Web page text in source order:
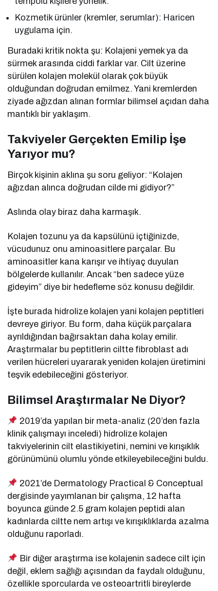
Kozmetik ürünler (kremler, serumlar): Haricen
uygulama için.
Buradaki kritik nokta şu: Kolajeni yemek ya da
sürmek arasında ciddi farklar var. Cilt üzerine
sürülen kolajen molekül olarak çok büyük
olduğundan doğrudan emilmez. Yani kremlerden
ziyade ağızdan alınan formlar bilimsel açıdan daha
mantıklı bir yaklaşım.
Takviyeler Gerçekten Emilip İşe
Yarıyor mu?
Birçok kişinin aklına şu soru geliyor: “Kolajen
ağızdan alınca doğrudan cilde mi gidiyor?”
Aslında olay biraz daha karmaşık.
Kolajen tozunu ya da kapsülünü içtiğinizde,
vücudunuz onu aminoasitlere parçalar. Bu
aminoasitler kana karışır ve ihtiyaç duyulan
bölgelerde kullanılır. Ancak “ben sadece yüze
gideyim” diye bir hedefleme söz konusu değildir.
İşte burada hidrolize kolajen yani kolajen peptitleri
devreye giriyor. Bu form, daha küçük parçalara
ayrıldığından bağırsaktan daha kolay emilir.
Araştırmalar bu peptitlerin ciltte fibroblast adı
verilen hücreleri uyararak yeniden kolajen üretimini
teşvik edebileceğini gösteriyor.
Bilimsel Araştırmalar Ne Diyor?
2019’da yapılan bir meta-analiz (20’den fazla
klinik çalışmayı inceledi) hidrolize kolajen
takviyelerinin cilt elastikiyetini, nemini ve kırışıklık
görünümünü olumlu yönde etkileyebileceğini buldu.
2021’de Dermatology Practical & Conceptual
dergisinde yayımlanan bir çalışma, 12 hafta
boyunca günde 2.5 gram kolajen peptidi alan
kadınlarda ciltte nem artışı ve kırışıklıklarda azalma
olduğunu raporladı.
Bir diğer araştırma ise kolajenin sadece cilt için
değil, eklem sağlığı açısından da faydalı olduğunu,
özellikle sporcularda ve osteoartritli bireylerde